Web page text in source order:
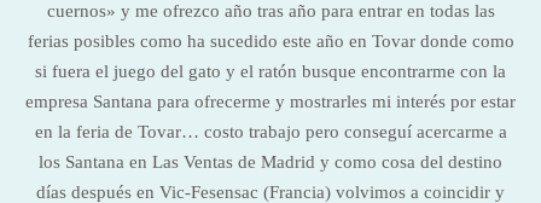
cuernos» y me ofrezco año tras año para entrar en todas las
ferias posibles como ha sucedido este año en Tovar donde como
si fuera el juego del gato y el ratón busque encontrarme con la
empresa Santana para ofrecerme y mostrarles mi interés por estar
en la feria de Tovar… costo trabajo pero conseguí acercarme a
los Santana en Las Ventas de Madrid y como cosa del destino
días después en Vic-Fesensac (Francia) volvimos a coincidir y